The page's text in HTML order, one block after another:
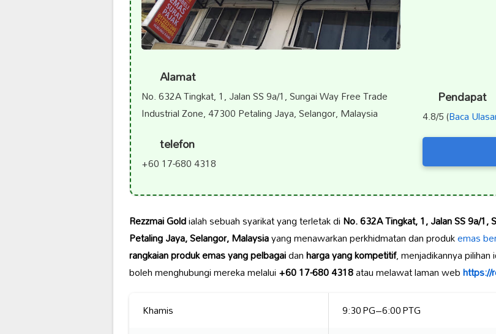
Alamat
No. 632A Tingkat, 1, Jalan SS 9a/1, Sungai Way Free Trade
Industrial Zone, 47300 Petaling Jaya, Selangor, Malaysia
telefon
+60 17-680 4318
Pendapat
4.8/5 (Baca
Rezzmai Goldialah sebuah syarikat yang terletak diNo. 632A Tingkat, 1, Jalan SS 9a/
Petaling Jaya, Selangor, Malaysiayang menawarkan perkhidmatan dan produkemas
rangkaian produk emas yang pelbagaidanharga yang kompetitif, menjadikannya pilihan
boleh menghubungi mereka melalui+60 17-680 4318atau melawat laman webhttps://
Khamis
9:30 PG–6:00 PTG